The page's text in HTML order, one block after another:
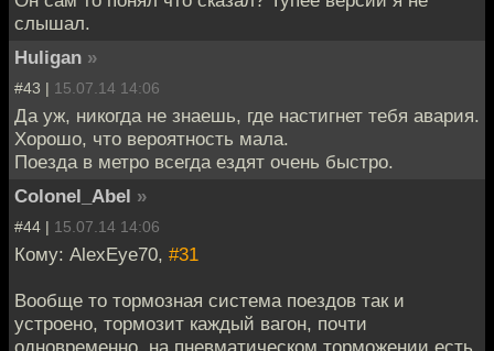
слышал.
Huligan »
#43 | 15.07.14 14:06
Да уж, никогда не знаешь, где настигнет тебя авария.
Хорошо, что вероятность мала.
Поезда в метро всегда ездят очень быстро.
Colonel_Abel »
#44 | 15.07.14 14:06
Кому: AlexEye70, #31
Вообще то тормозная система поездов так и
устроено, тормозит каждый вагон, почти
одновременно, на пневматическом торможении есть